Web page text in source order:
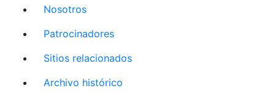
Nosotros
Patrocinadores
Sitios relacionados
Archivo histórico